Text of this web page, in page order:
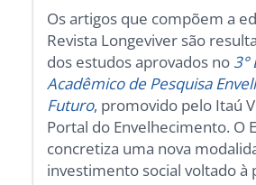
Os artigos que compõem a
Revista Longeviver são
dos estudos aprovados no 3°
Acadêmico de Pesquisa
Futuro, promovido pelo Itaú
Portal do Envelhecimento. O
concretiza uma nova
investimento social voltado à